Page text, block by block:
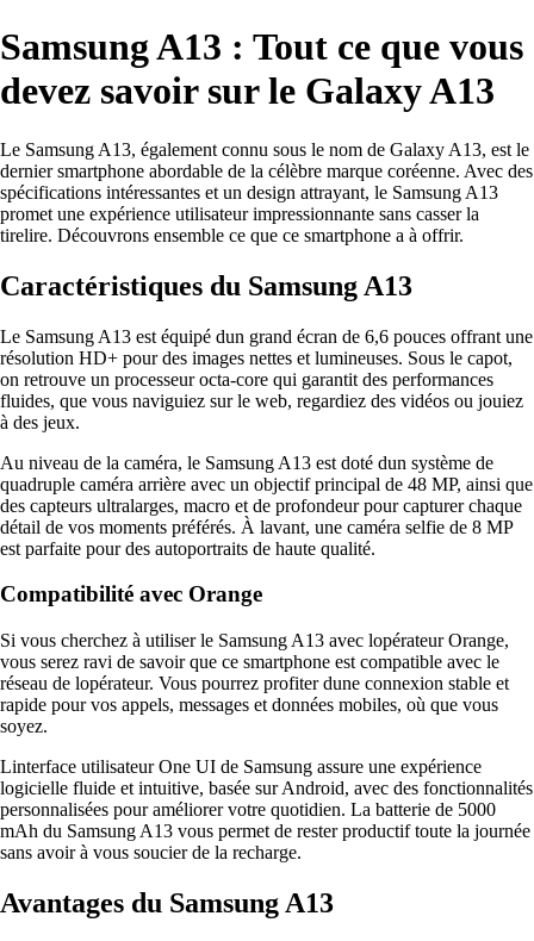
Samsung A13 : Tout ce que vous
devez savoir sur le Galaxy A13
Le Samsung A13, également connu sous le nom de Galaxy A13, est le
dernier smartphone abordable de la célèbre marque coréenne. Avec des
spécifications intéressantes et un design attrayant, le Samsung A13
promet une expérience utilisateur impressionnante sans casser la
tirelire. Découvrons ensemble ce que ce smartphone a à offrir.
Caractéristiques du Samsung A13
Le Samsung A13 est équipé dun grand écran de 6,6 pouces offrant une
résolution HD+ pour des images nettes et lumineuses. Sous le capot,
on retrouve un processeur octa-core qui garantit des performances
fluides, que vous naviguiez sur le web, regardiez des vidéos ou jouiez
à des jeux.
Au niveau de la caméra, le Samsung A13 est doté dun système de
quadruple caméra arrière avec un objectif principal de 48 MP, ainsi que
des capteurs ultralarges, macro et de profondeur pour capturer chaque
détail de vos moments préférés. À lavant, une caméra selfie de 8 MP
est parfaite pour des autoportraits de haute qualité.
Compatibilité avec Orange
Si vous cherchez à utiliser le Samsung A13 avec lopérateur Orange,
vous serez ravi de savoir que ce smartphone est compatible avec le
réseau de lopérateur. Vous pourrez profiter dune connexion stable et
rapide pour vos appels, messages et données mobiles, où que vous
soyez.
Linterface utilisateur One UI de Samsung assure une expérience
logicielle fluide et intuitive, basée sur Android, avec des fonctionnalités
personnalisées pour améliorer votre quotidien. La batterie de 5000
mAh du Samsung A13 vous permet de rester productif toute la journée
sans avoir à vous soucier de la recharge.
Avantages du Samsung A13